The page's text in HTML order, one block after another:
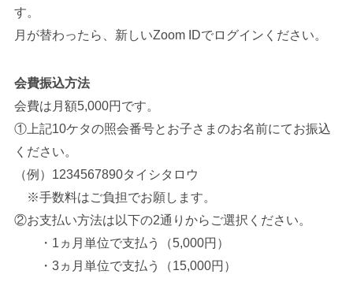
す。
月が替わったら、新しいZoom IDでログインください。
会費振込方法
会費は月額5,000円です。
①上記10ケタの照会番号とお子さまのお名前にてお振込
ください。
（例）1234567890タイシタロウ
※手数料はご負担でお願します。
②お支払い方法は以下の2通りからご選択ください。
・1ヵ月単位で支払う（5,000円）
・3ヵ月単位で支払う（15,000円）